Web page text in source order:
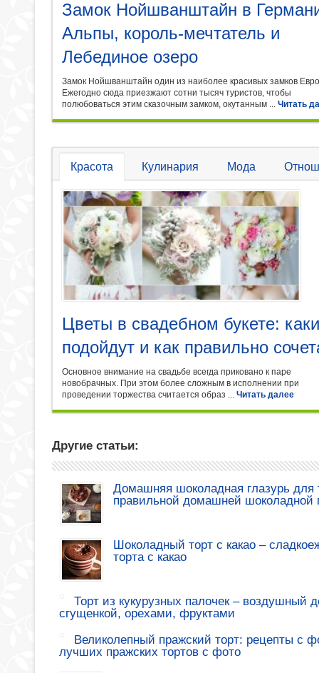
Замок Нойшванштайн в
Альпы, король-мечтатель и
Лебединое озеро
Замок Нойшванштайн один из наиболее красивых замков
Ежегодно сюда приезжают сотни тысяч туристов, чтобы
полюбоваться этим сказочным замком, окутанным ... Читать
Красота Кулинария Мода
Цветы в свадебном букете:
подойдут и как правильно
Основное внимание на свадьбе всегда приковано к паре
новобрачных. При этом более сложным в исполнении при
проведении торжества считается образ ... Читать далее
Другие статьи:
Домашняя шоколадная глазурь для
правильной домашней шоколадной
Шоколадный торт с какао –
торта с какао
Торт из кукурузных палочек – воздушный
сгущенкой, орехами, фруктами
Великолепный пражский торт: рецепты с
лучших пражских тортов с фото